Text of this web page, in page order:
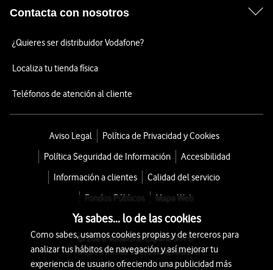
Contacta con nosotros
¿Quieres ser distribuidor Vodafone?
Localiza tu tienda física
Teléfonos de atención al cliente
Aviso Legal
Política de Privacidad y Cookies
Política Seguridad de Información
Accesibilidad
Información a clientes
Calidad del servicio
Fondos Públicos
Mapa Web
© 2026 Vodafone España S.A.U.
Avda. América 115, 28042 Madrid
Ya sabes... lo de las cookies
Como sabes, usamos cookies propias y de terceros para
analizar tus hábitos de navegación y así mejorar tu
experiencia de usuario ofreciendo una publicidad más